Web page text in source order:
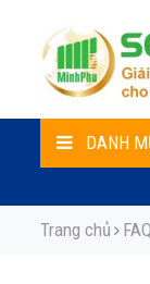
DANH
Trang chủ FAQ